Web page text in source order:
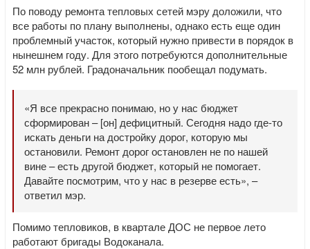
По поводу ремонта тепловых сетей мэру доложили, что
все работы по плану выполнены, однако есть еще один
проблемный участок, который нужно привести в порядок в
нынешнем году. Для этого потребуются дополнительные
52 млн рублей. Градоначальник пообещал подумать.
«Я все прекрасно понимаю, но у нас бюджет
сформирован – [он] дефицитный. Сегодня надо где-то
искать деньги на достройку дорог, которую мы
остановили. Ремонт дорог остановлен не по нашей
вине – есть другой бюджет, который не помогает.
Давайте посмотрим, что у нас в резерве есть», –
ответил мэр.
Помимо тепловиков, в квартале ДОС не первое лето
работают бригады Водоканала.